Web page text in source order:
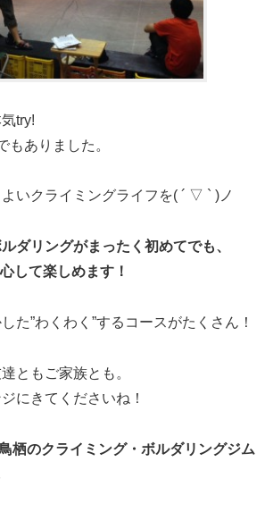
try!
もありました。
いクライミングライフを( ´ ▽ ` )ノ
ダリングがまったく初めてでも、
して楽しめます！
た”わくわく”するコースがたくさん！
ともご家族とも。
にきてくださいね！
栖のクライミング・ボルダリングジム